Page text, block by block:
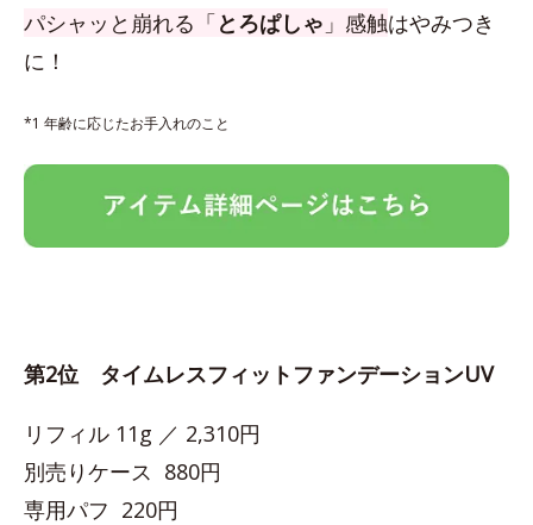
パシャッと崩れる「とろぱしゃ 」感触はやみつき
に！
*1 年齢に応じたお手入れのこと
第2位 タイムレスフィットファンデーションUV
リフィル 11g ／ 2,310円
別売りケース 880円
専用パフ 220円